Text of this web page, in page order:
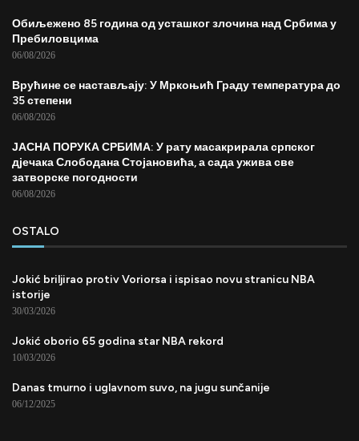
Обиљежено 85 година од усташког злочина над Србима у
Пребиловцима
06/08/2026
Врућине се настављају: У Мркоњић Граду температура до
35 степени
06/08/2026
ЈАСНА ПОРУКА СРБИМА: У рату масакрирала српског
дјечака Слободана Стојановића, а сада ужива све
затворске погодности
06/08/2026
OSTALO
Jokić briljirao protiv Voriorsa i ispisao novu stranicu NBA
istorije
30/03/2026
Jokić oborio 65 godina star NBA rekord
10/03/2026
Danas tmurno i uglavnom suvo, na jugu sunčanije
06/12/2025